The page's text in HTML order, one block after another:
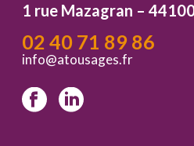
1 rue Mazagran –
02 40 71 89 86
info@atousages.fr